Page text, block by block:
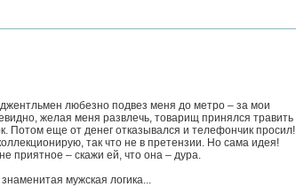
любезно подвез меня до метро – за мои
желая меня развлечь, товарищ принялся травить
Потом еще от денег отказывался и телефончик просил!
так что не в претензии. Но сама идея!
приятное – скажи ей, что она – дура.
мужская логика...